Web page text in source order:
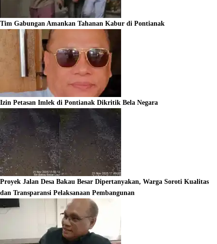
Tim Gabungan Amankan Tahanan Kabur di Pontianak
Izin Petasan Imlek di Pontianak Dikritik Bela Negara
Proyek Jalan Desa Bakau Besar Dipertanyakan, Warga Soroti Kualitas
dan Transparansi Pelaksanaan Pembangunan